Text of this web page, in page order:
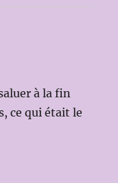
à la fin
ce qui était le